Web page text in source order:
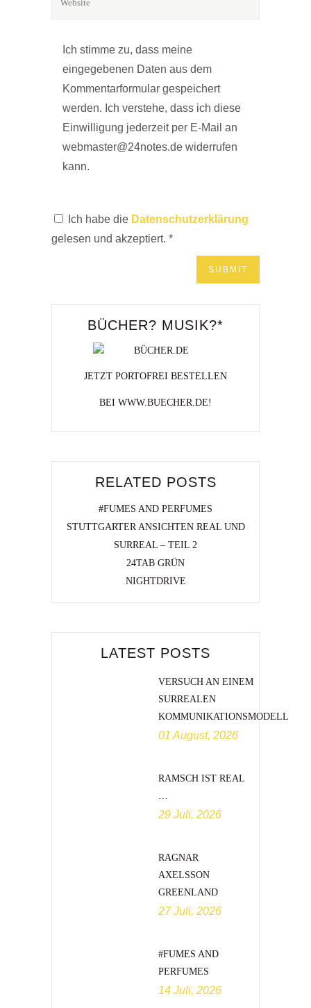
Ich stimme zu, dass meine
eingegebenen Daten aus dem
Kommentarformular gespeichert
werden. Ich verstehe, dass ich diese
Einwilligung jederzeit per E-Mail an
webmaster@24notes.de widerrufen
kann.
Ich habe die Datenschutzerklärung
gelesen und akzeptiert. *
BÜCHER? MUSIK?*
JETZT PORTOFREI BESTELLEN
BEI WWW.BUECHER.DE!
RELATED POSTS
#FUMES AND PERFUMES
STUTTGARTER ANSICHTEN REAL UND
SURREAL – TEIL 2
24TAB GRÜN
NIGHTDRIVE
LATEST POSTS
VERSUCH AN EINEM
SURREALEN
KOMMUNIKATIONSMODELL
01 August, 2026
RAMSCH IST REAL
29 Juli, 2026
RAGNAR
AXELSSON
GREENLAND
27 Juli, 2026
#FUMES AND
PERFUMES
14 Juli, 2026